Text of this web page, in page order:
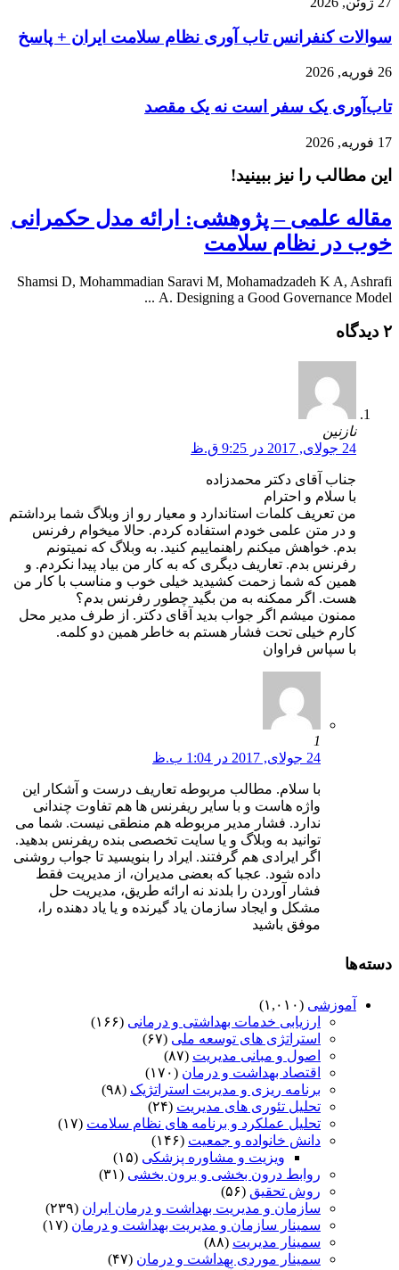
سوالات کنفرانس تاب آوری نظام سلامت ایران + پاسخ
26 فوریه, 2026
تاب‌آوری یک سفر است نه یک مقصد
17 فوریه, 2026
این مطالب را نیز ببینید!
مقاله علمی – پژوهشی: ارائه مدل حکمرانی
خوب در نظام سلامت
Shamsi D, Mohammadian Saravi M, Mohamadzadeh K A, Ashrafi
A. Designing a Good Governance Model ...
۲ دیدگاه
نازنین
24 جولای, 2017 در 9:25 ق.ظ
جناب آقای دکتر محمدزاده
با سلام و احترام
من تعریف کلمات استاندارد و معیار رو از وبلاگ شما برداشتم
و در متن علمی خودم استفاده کردم. حالا میخوام رفرنس
بدم. خواهش میکنم راهنماییم کنید. به وبلاگ که نمیتونم
رفرنس بدم. تعاریف دیگری که به کار من بیاد پیدا نکردم. و
همین که شما زحمت کشیدید خیلی خوب و مناسب با کار من
هست. اگر ممکنه به من بگید چطور رفرنس بدم؟
ممنون میشم اگر جواب بدید آقای دکتر. از طرف مدیر محل
کارم خیلی تحت فشار هستم به خاطر همین دو کلمه.
با سپاس فراوان
1
24 جولای, 2017 در 1:04 ب.ظ
با سلام. مطالب مربوطه تعاریف درست و آشکار این
واژه هاست و با سایر ریفرنس ها هم تفاوت چندانی
ندارد. فشار مدیر مربوطه هم منطقی نیست. شما می
توانید به وبلاگ و یا سایت تخصصی بنده ریفرنس بدهید.
اگر ایرادی هم گرفتند. ایراد را بنویسید تا جواب روشنی
داده شود. عجبا که بعضی مدیران، از مدیریت فقط
فشار آوردن را بلدند نه ارائه طریق، مدیریت حل
مشکل و ایجاد سازمان یاد گیرنده و یا یاد دهنده را،
موفق باشید
دسته‌ها
آموزشی (۱,۰۱۰)
ارزیابی خدمات بهداشتی و درمانی (۱۶۶)
استراتژی های توسعه ملی (۶۷)
اصول و مبانی مدیریت (۸۷)
اقتصاد بهداشت و درمان (۱۷۰)
برنامه ریزی و مدیریت استراتژیک (۹۸)
تحلیل تئوری های مدیریت (۲۴)
تحلیل عملکرد و برنامه های نظام سلامت (۱۷)
دانش خانواده و جمعیت (۱۴۶)
ویزیت و مشاوره پزشکی (۱۵)
روابط درون بخشی و برون بخشی (۳۱)
روش تحقیق (۵۶)
سازمان و مدیریت بهداشت و درمان ایران (۲۳۹)
سمینار سازمان و مدیریت بهداشت و درمان (۱۷)
سمینار مدیریت (۸۸)
سمینار موردی بهداشت و درمان (۴۷)